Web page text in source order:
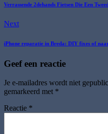
Verrassende 2dehands Fietsen Die Een
Next
iPhone reparatie in Breda: DIY fixes of
Geef een reactie
Je e-mailadres wordt niet
gemarkeerd met *
Reactie *